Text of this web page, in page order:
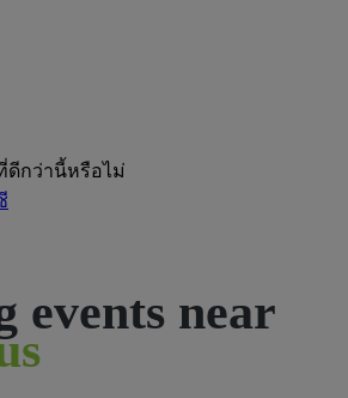
ดีกว่านี้หรือไม่
events near